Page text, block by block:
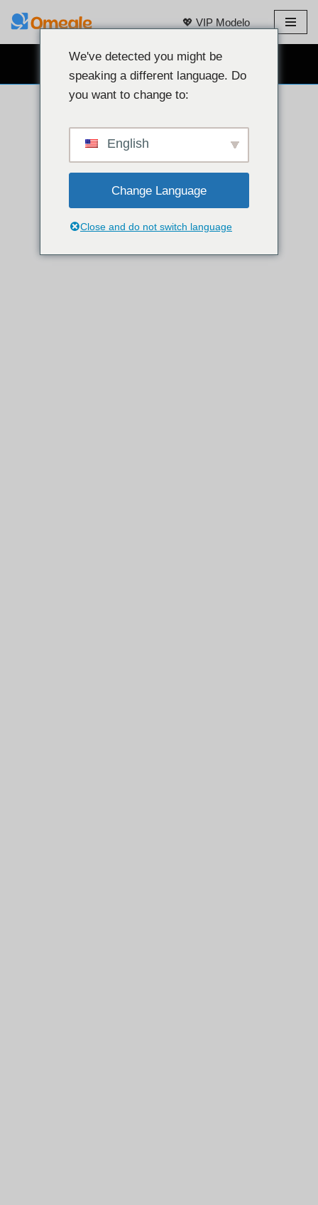
💖 VIP Modelo
LIBRENG WEBCAM CHAT 👉
We've detected you might be
speaking a different language. Do
you want to change to:
English
Change Language
Close and do not switch language